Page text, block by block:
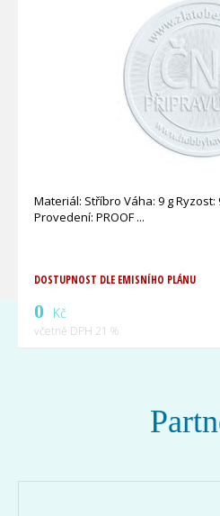
Materiál: Stříbro Váha: 9 g Ryzost:
Provedení: PROOF
DOSTUPNOST DLE EMISNÍHO PLÁNU
0 Kč
včetně DPH 21 %